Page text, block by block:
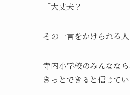
「大丈夫？」
その一言をかけられる人
寺内小学校のみんななら
きっとできると信じてい